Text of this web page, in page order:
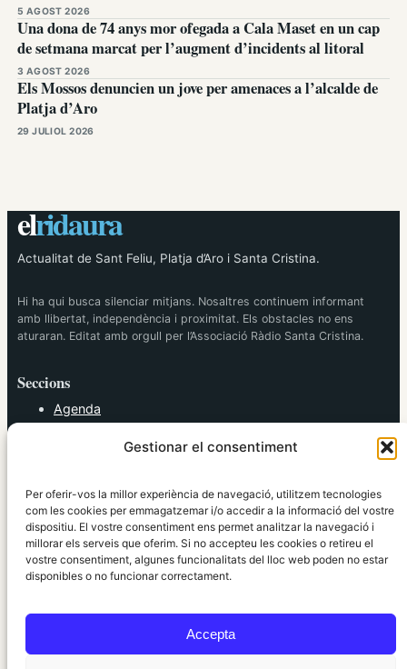
Gestionar el consentiment
Per oferir-vos la millor experiència de navegació, utilitzem tecnologies
com les cookies per emmagatzemar i/o accedir a la informació del vostre
dispositiu. El vostre consentiment ens permet analitzar la navegació i
millorar els serveis que oferim. Si no accepteu les cookies o retireu el
vostre consentiment, algunes funcionalitats del lloc web poden no estar
disponibles o no funcionar correctament.
Accepta
5 AGOST 2026
Una dona de 74 anys mor ofegada a Cala Maset en un cap
de setmana marcat per l’augment d’incidents al litoral
3 AGOST 2026
Els Mossos denuncien un jove per amenaces a l’alcalde de
Platja d’Aro
29 JULIOL 2026
elridaura
Actualitat de Sant Feliu, Platja d’Aro i Santa Cristina.
Hi ha qui busca silenciar mitjans. Nosaltres continuem informant
amb llibertat, independència i proximitat. Els obstacles no ens
aturaran. Editat amb orgull per l’Associació Ràdio Santa Cristina.
Seccions
Agenda
Política
Societat
Tendències
elRidaura.com